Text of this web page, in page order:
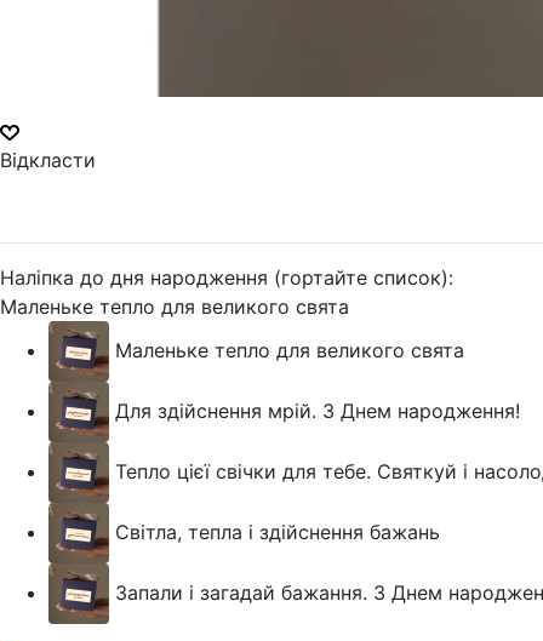
Відкласти
Наліпка до дня народження (гортайте список):
Маленьке тепло для великого свята
Маленьке тепло для великого свята
Для здійснення мрій. З Днем народження!
Тепло цієї свічки для тебе. Святкуй і
Світла, тепла і здійснення бажань
Запали і загадай бажання. З Днем